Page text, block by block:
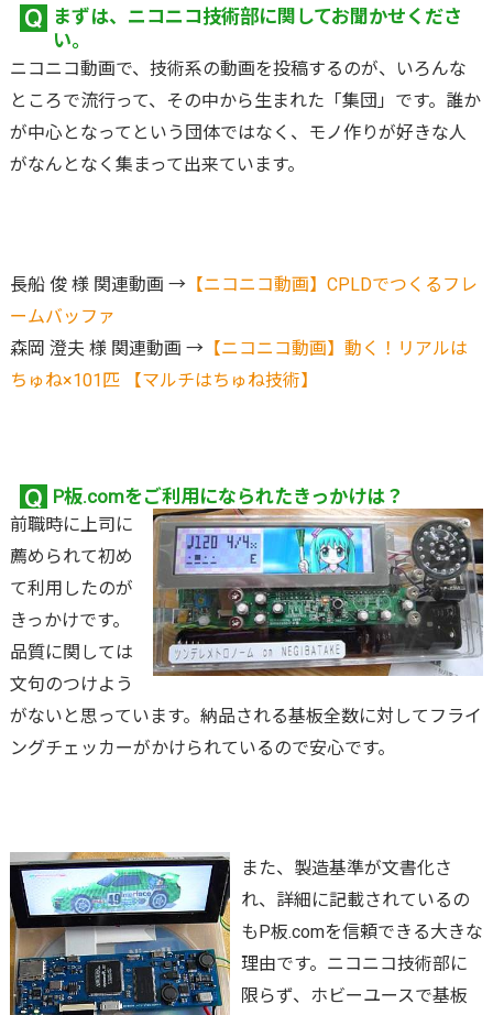
まずは、ニコニコ技術部に関してお聞かせくださ
い。
ニコニコ動画で、技術系の動画を投稿するのが、いろんな
ところで流行って、その中から生まれた「集団」です。誰か
が中心となってという団体ではなく、モノ作りが好きな人
がなんとなく集まって出来ています。
長船 俊 様 関連動画 →【ニコニコ動画】CPLDでつくるフレ
ームバッファ
森岡 澄夫 様 関連動画 →【ニコニコ動画】動く！リアルは
ちゅね×101匹 【マルチはちゅね技術】
P板.comをご利用になられたきっかけは？
前職時に上司に
薦められて初め
て利用したのが
きっかけです。
品質に関しては
文句のつけよう
がないと思っています。納品される基板全数に対してフライ
ングチェッカーがかけられているので安心です。
また、製造基準が文書化さ
れ、詳細に記載されているの
もP板.comを信頼できる大きな
理由です。ニコニコ技術部に
限らず、ホビーユースで基板